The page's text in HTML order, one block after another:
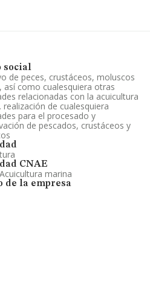
social
de peces, crustáceos, moluscos
así como cualesquiera otras
relacionadas con la acuicultura
realización de cualesquiera
para el procesado y
de pescados, crustáceos y
CNAE
marina
de la empresa